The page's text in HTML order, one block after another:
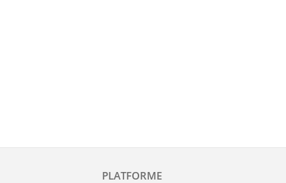
PLATFORME